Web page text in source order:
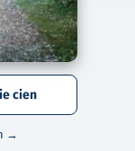
cien
→